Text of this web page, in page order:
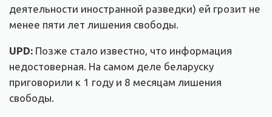
деятельности иностранной разведки) ей грозит не
менее пяти лет лишения свободы.
UPD: Позже стало известно, что информация
недостоверная. На самом деле беларуску
приговорили к 1 году и 8 месяцам лишения
свободы.